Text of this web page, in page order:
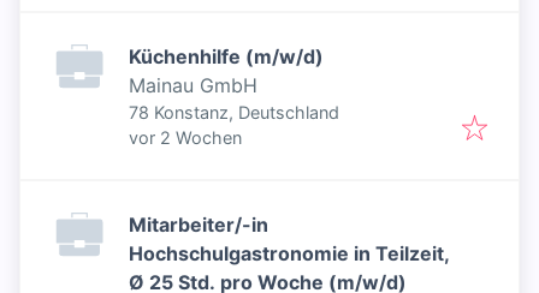
Küchenhilfe (m/w/d)
Mainau GmbH
78 Konstanz, Deutschland
Veröffentlicht:
vor 2 Wochen
Mitarbeiter/-in
Hochschulgastronomie in Teilzeit,
Ø 25 Std. pro Woche (m/w/d)